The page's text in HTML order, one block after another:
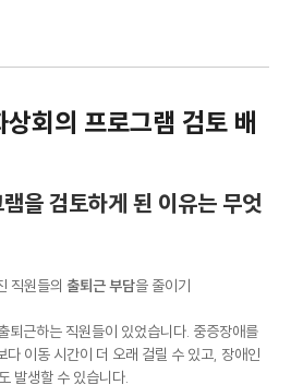
에스원CRM 담당자 인터뷰를 통해 살펴봅
회의 프로그램 검토 배
을 검토하게 된 이유는 무엇
직원들의
근하는 직원들이 있었습니다. 중증장애를
이동 시간이 더 오래 걸릴 수 있고, 장애인